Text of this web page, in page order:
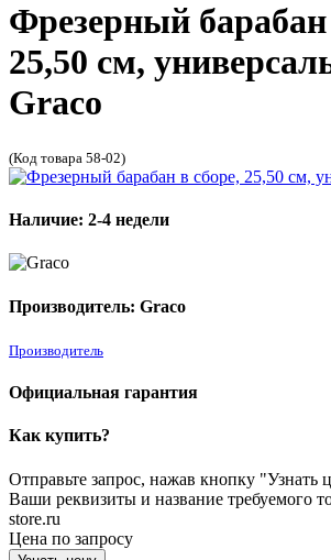
Фрезерный барабан
25,50 см,
Graco
(Код товара 58-02)
Наличие: 2-4 недели
Производитель: Graco
Производитель
Официальная гарантия
Как купить?
Отправьте запрос, нажав кнопку
Ваши реквизиты и название требуемого
store.ru
Цена по запросу